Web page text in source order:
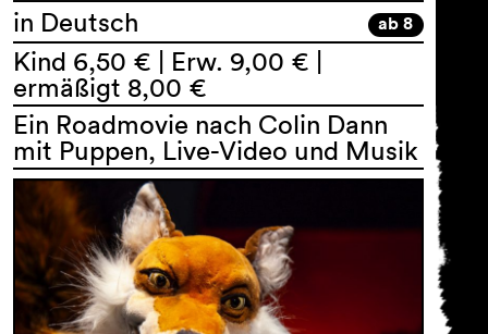
in Deutsch
ab 8
Kind 6,50 € | Erw. 9,00 € |
ermäßigt 8,00 €
Ein Roadmovie nach Colin Dann
mit Puppen, Live-Video und Musik